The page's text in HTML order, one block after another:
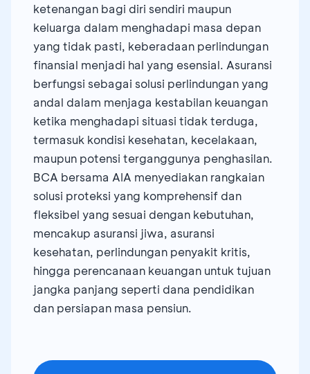
ketenangan bagi diri sendiri maupun
keluarga dalam menghadapi masa depan
yang tidak pasti, keberadaan perlindungan
finansial menjadi hal yang esensial. Asuransi
berfungsi sebagai solusi perlindungan yang
andal dalam menjaga kestabilan keuangan
ketika menghadapi situasi tidak terduga,
termasuk kondisi kesehatan, kecelakaan,
maupun potensi terganggunya penghasilan.
BCA bersama AIA menyediakan rangkaian
solusi proteksi yang komprehensif dan
fleksibel yang sesuai dengan kebutuhan,
mencakup asuransi jiwa, asuransi
kesehatan, perlindungan penyakit kritis,
hingga perencanaan keuangan untuk tujuan
jangka panjang seperti dana pendidikan
dan persiapan masa pensiun.